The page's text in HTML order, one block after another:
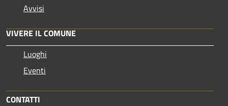
Avvisi
VIVERE IL COMUNE
Luoghi
Eventi
CONTATTI